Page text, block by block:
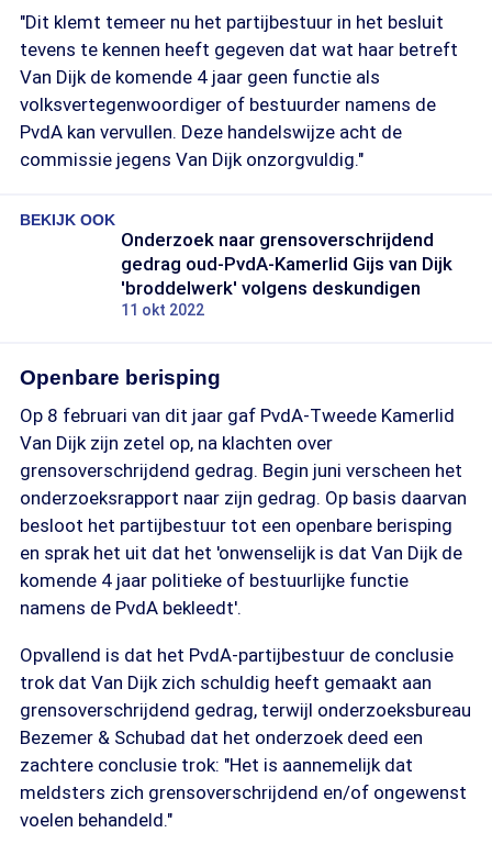
"Dit klemt temeer nu het partijbestuur in het besluit
tevens te kennen heeft gegeven dat wat haar betreft
Van Dijk de komende 4 jaar geen functie als
volksvertegenwoordiger of bestuurder namens de
PvdA kan vervullen. Deze handelswijze acht de
commissie jegens Van Dijk onzorgvuldig."
BEKIJK OOK
Onderzoek naar grensoverschrijdend
gedrag oud-PvdA-Kamerlid Gijs van Dijk
'broddelwerk' volgens deskundigen
11 okt 2022
Openbare berisping
Op 8 februari van dit jaar gaf PvdA-Tweede Kamerlid
Van Dijk zijn zetel op, na klachten over
grensoverschrijdend gedrag. Begin juni verscheen het
onderzoeksrapport naar zijn gedrag. Op basis daarvan
besloot het partijbestuur tot een openbare berisping
en sprak het uit dat het 'onwenselijk is dat Van Dijk de
komende 4 jaar politieke of bestuurlijke functie
namens de PvdA bekleedt'.
Opvallend is dat het PvdA-partijbestuur de conclusie
trok dat Van Dijk zich schuldig heeft gemaakt aan
grensoverschrijdend gedrag, terwijl onderzoeksbureau
Bezemer & Schubad dat het onderzoek deed een
zachtere conclusie trok: "Het is aannemelijk dat
meldsters zich grensoverschrijdend en/of ongewenst
voelen behandeld."